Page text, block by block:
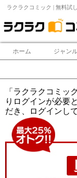
ラクラクコミック | 無料試
ホーム ジャン
「ラクラクコミッ
りログインが必要
だき、ログインし